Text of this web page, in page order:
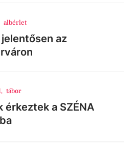
albérlet
az
, tábor
a SZÉNA